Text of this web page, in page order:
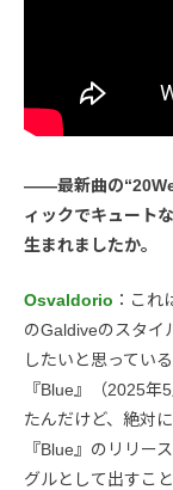
――最新曲の
ィックでキュート
生まれましたか。
Osvaldorio ：こ
のGaldiveのスタイ
したいと思ってい
『Blue』（2025
たんだけど、絶対
『Blue』のリリー
グルとして出すこ